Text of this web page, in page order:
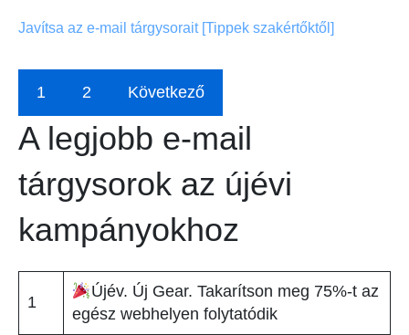
Javítsa az e-mail tárgysorait [Tippek szakértőktől]
1 2 Következő
A legjobb e-mail
tárgysorok az újévi
kampányokhoz
1
Újév. Új Gear. Takarítson meg 75%-t az
egész webhelyen folytatódik